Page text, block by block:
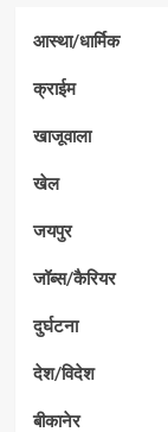
आस्था/धार्मिक
क्राईम
खाजूवाला
खेल
जयपुर
जॉब्स/कैरियर
दुर्घटना
देश/विदेश
बीकानेर